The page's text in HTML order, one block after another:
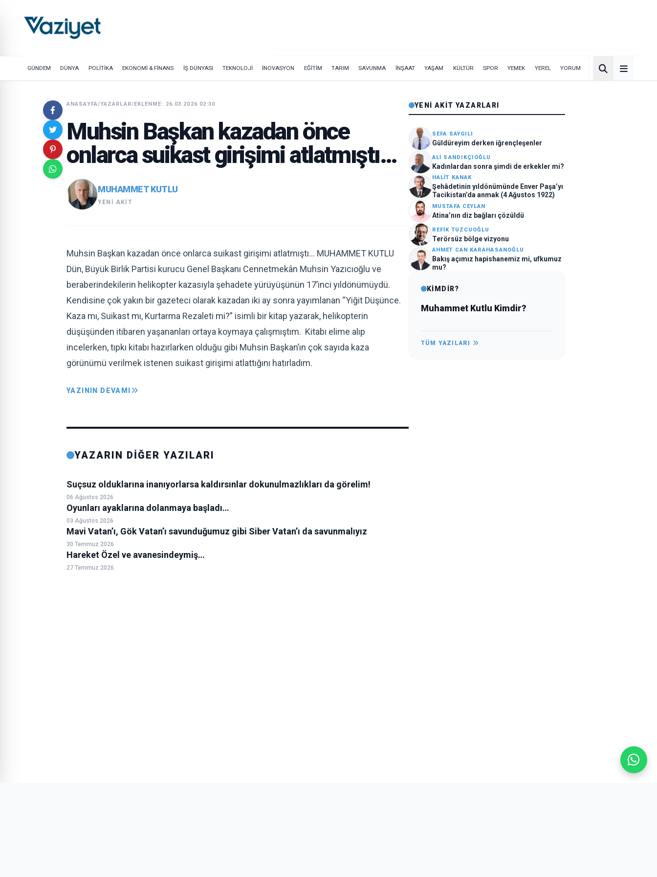
GÜNDEM DÜNYA POLİTİKA EKONOMİ & FİNANS İŞ DÜNYASI TEKNOLOJİ İNOVASYON EĞİTİM TARIM SAVUNMA İNŞAAT YAŞAM KÜLTÜR SPOR YEMEK YEREL YORUM
ANASAYFA/YAZARLAR/EKLENME: 26.03.2026 02:30
Muhsin Başkan kazadan önce
onlarca suikast girişimi atlatmıştı…
MUHAMMET KUTLU
YENI AKIT
Muhsin Başkan kazadan önce onlarca suikast girişimi atlatmıştı… MUHAMMET KUTLU
Dün, Büyük Birlik Partisi kurucu Genel Başkanı Cennetmekân Muhsin Yazıcıoğlu ve
beraberindekilerin helikopter kazasıyla şehadete yürüyüşünün 17’inci yıldönümüydü.
Kendisine çok yakın bir gazeteci olarak kazadan iki ay sonra yayımlanan “Yiğit Düşünce.
Kaza mı, Suikast mı, Kurtarma Rezaleti mi?” isimli bir kitap yazarak, helikopterin
düşüşünden itibaren yaşananları ortaya koymaya çalışmıştım. Kitabı elime alıp
incelerken, tıpkı kitabı hazırlarken olduğu gibi Muhsin Başkan’ın çok sayıda kaza
görünümü verilmek istenen suikast girişimi atlattığını hatırladım.
YAZININ DEVAMI
YAZARIN DİĞER YAZILARI
Suçsuz olduklarına inanıyorlarsa kaldırsınlar dokunulmazlıkları da görelim!
06 Ağustos 2026
Oyunları ayaklarına dolanmaya başladı…
03 Ağustos 2026
Mavi Vatan’ı, Gök Vatan’ı savunduğumuz gibi Siber Vatan’ı da savunmalıyız
30 Temmuz 2026
Hareket Özel ve avanesindeymiş…
27 Temmuz 2026
YENI AKIT YAZARLARI
SEFA SAYGILI
Güldüreyim derken iğrençleşenler
ALI SANDIKÇIOĞLU
Kadınlardan sonra şimdi de erkekler mi?
HALIT KANAK
Şehâdetinin yıldönümünde Enver Paşa’yı
Tacikistan’da anmak (4 Ağustos 1922)
MUSTAFA CEYLAN
Atina’nın diz bağları çözüldü
REFIK TUZCUOĞLU
Terörsüz bölge vizyonu
AHMET CAN KARAHASANOĞLU
Bakış açımız hapishanemiz mi, ufkumuz
mu?
KİMDİR?
Muhammet Kutlu Kimdir?
TÜM YAZILARI